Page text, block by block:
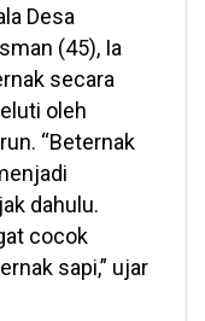
Desa
(45), Ia
secara
oleh
“Beternak
dahulu.
cocok
sapi,” ujar